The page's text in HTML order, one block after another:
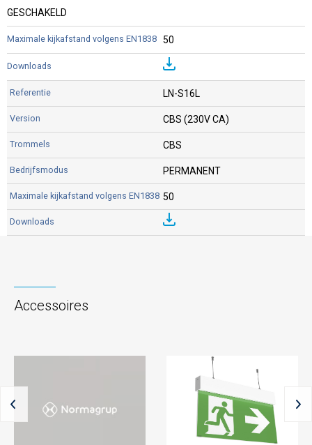
GESCHAKELD
50
LN-S16L
CBS (230V CA)
CBS
PERMANENT
50
Accessoires